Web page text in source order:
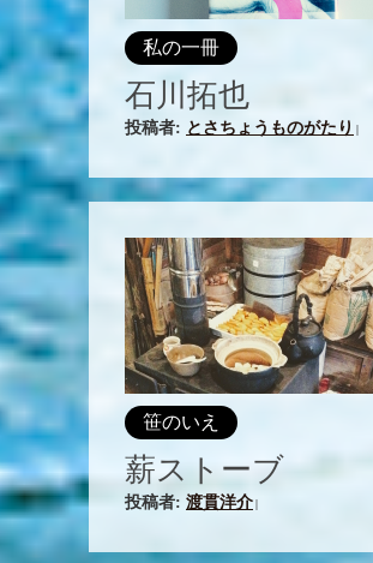
私の一冊
石川拓也
投稿者: とさちょうものがたり
笹のいえ
薪ストーブ
投稿者: 渡貫洋介